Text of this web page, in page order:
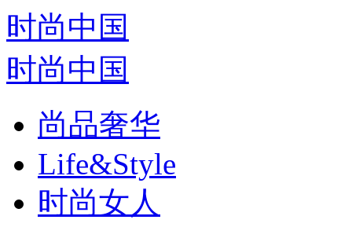
时尚中国
时尚中国
尚品奢华
Life&Style
时尚女人